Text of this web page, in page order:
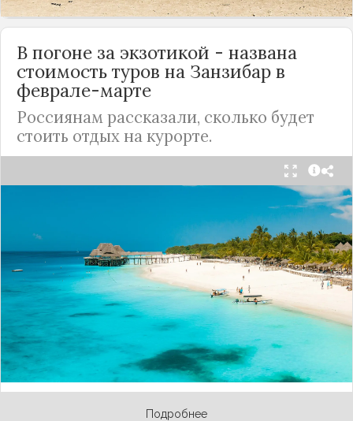
В погоне за экзотикой - названа
стоимость туров на Занзибар в
феврале-марте
Россиянам рассказали, сколько будет
стоить отдых на курорте.
В связи с закрытием многих стран для россиян,
наши соотечественники активно осваивают
новые направления для отдыха, куда теперь
входит и Занзибарт. Этот архипелаг расположен
у восточного берега Африки в Индийском
океане и привлекает туристов живописными
пляжами с белоснежным песком и лазурной
водой. Комфортная погода тут стоит весь год, но
в зимние месяцы особенно жарко и сухо, что
несомненно порадует путешественников из
России
Подробнее